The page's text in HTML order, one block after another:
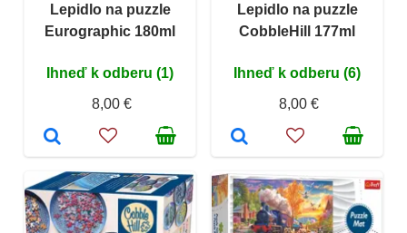
Lepidlo na puzzle
Eurographic 180ml
Ihneď k odberu (1)
8,00 €
Lepidlo na puzzle
CobbleHill 177ml
Ihneď k odberu (6)
8,00 €